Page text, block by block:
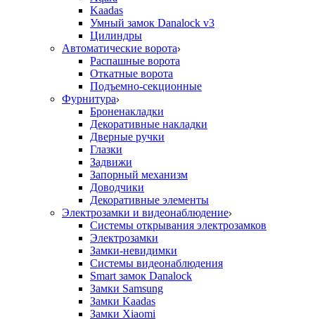
Kaadas
Умный замок Danalock v3
Цилиндры
Автоматические ворота
Распашные ворота
Откатные ворота
Подъемно-секционные
Фурнитура
Броненакладки
Декоративные накладки
Дверные ручки
Глазки
Задвижи
Запорный механизм
Доводчики
Декоративные элементы
Электрозамки и видеонаблюдение
Системы открывания электрозамков
Электрозамки
Замки-невидимки
Системы видеонаблюдения
Smart замок Danalock
Замки Samsung
Замки Kaadas
Замки Xiaomi